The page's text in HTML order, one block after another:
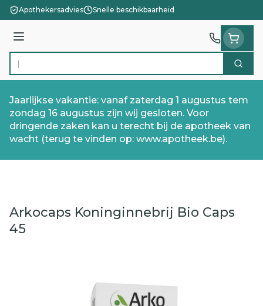
Ga naar de inhoud
Apothekersadvies Snelle beschikbaarheid
Menu
Product, merk, categorie... Zoek
Jaarlijkse vakantie: vanaf zaterdag 1 augustus tem
zondag 16 augustus zijn wij gesloten. Voor
dringende zaken kan u terecht bij de apotheek van
wacht (terug te vinden op: www.apotheek.be).
Arkocaps Koninginnebrij Bio Caps
45